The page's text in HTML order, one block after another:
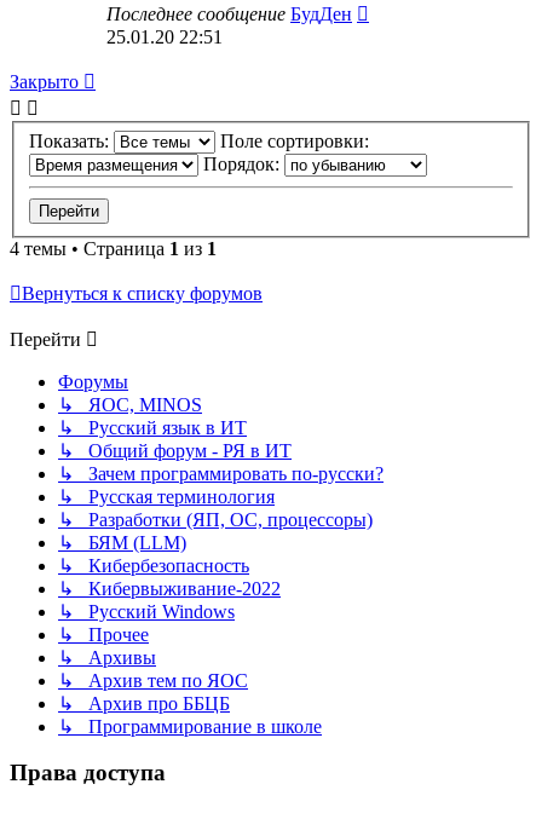
Последнее сообщение БудДен
25.01.20 22:51
Закрыто
Показать:
Поле сортировки:
Порядок:
4 темы • Страница 1 из 1
Вернуться к списку форумов
Перейти
Форумы
↳ ЯОС, MINOS
↳ Русский язык в ИТ
↳ Общий форум - РЯ в ИТ
↳ Зачем программировать по-русски?
↳ Русская терминология
↳ Разработки (ЯП, ОС, процессоры)
↳ БЯМ (LLM)
↳ Кибербезопасность
↳ Кибервыживание-2022
↳ Русский Windows
↳ Прочее
↳ Архивы
↳ Архив тем по ЯОС
↳ Архив про ББЦБ
↳ Программирование в школе
Права доступа